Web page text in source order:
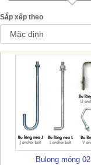
Sắp xếp theo
Bulong móng 02